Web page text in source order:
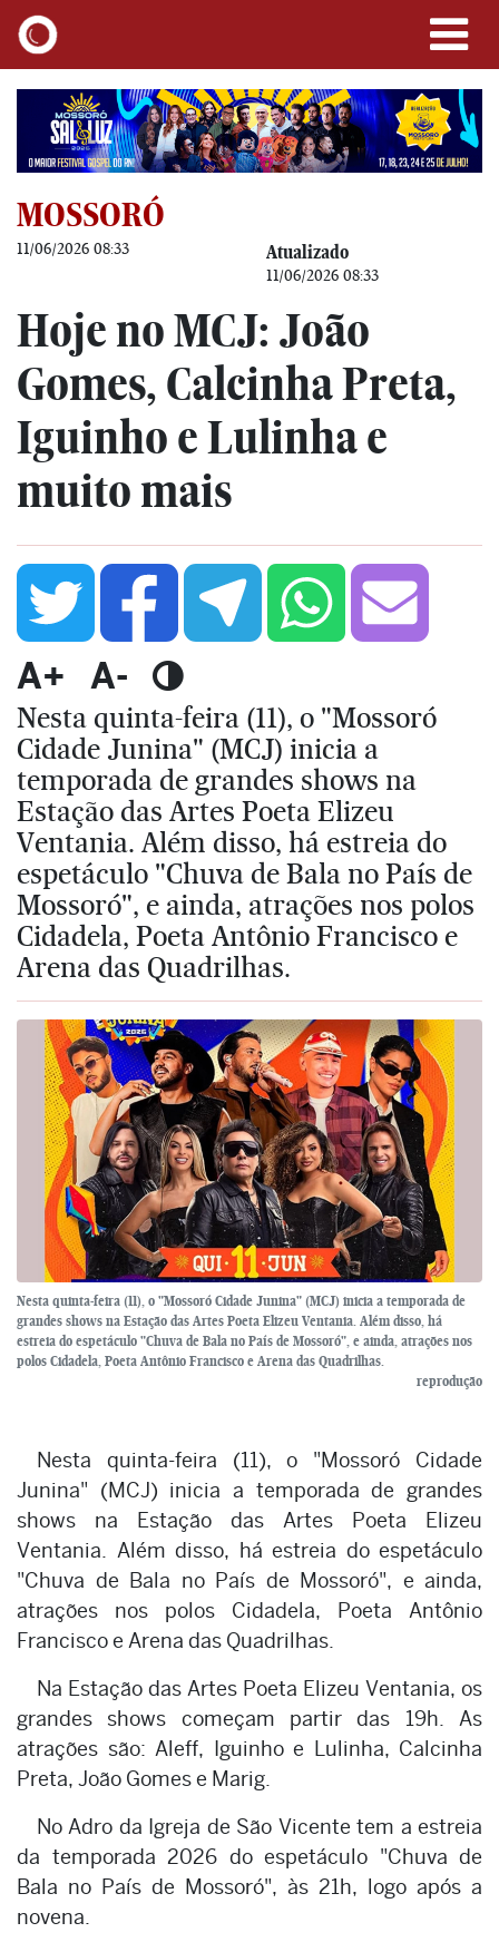
MOSSORÓ
11/06/2026 08:33 Atualizado
11/06/2026 08:33
Hoje no MCJ: João
Gomes, Calcinha Preta,
Iguinho e Lulinha e
muito mais
A+ A-
Nesta quinta-feira (11), o "Mossoró
Cidade Junina" (MCJ) inicia a
temporada de grandes shows na
Estação das Artes Poeta Elizeu
Ventania. Além disso, há estreia do
espetáculo "Chuva de Bala no País de
Mossoró", e ainda, atrações nos polos
Cidadela, Poeta Antônio Francisco e
Arena das Quadrilhas.
Nesta quinta-feira (11), o "Mossoró Cidade Junina" (MCJ) inicia a temporada de
grandes shows na Estação das Artes Poeta Elizeu Ventania. Além disso, há
estreia do espetáculo "Chuva de Bala no País de Mossoró", e ainda, atrações nos
polos Cidadela, Poeta Antônio Francisco e Arena das Quadrilhas.
reprodução
Nesta quinta-feira (11), o "Mossoró Cidade
Junina" (MCJ) inicia a temporada de grandes
shows na Estação das Artes Poeta Elizeu
Ventania. Além disso, há estreia do espetáculo
"Chuva de Bala no País de Mossoró", e ainda,
atrações nos polos Cidadela, Poeta Antônio
Francisco e Arena das Quadrilhas.
Na Estação das Artes Poeta Elizeu Ventania, os
grandes shows começam partir das 19h. As
atrações são: Aleff, Iguinho e Lulinha, Calcinha
Preta, João Gomes e Marig.
No Adro da Igreja de São Vicente tem a estreia
da temporada 2026 do espetáculo "Chuva de
Bala no País de Mossoró", às 21h, logo após a
novena.